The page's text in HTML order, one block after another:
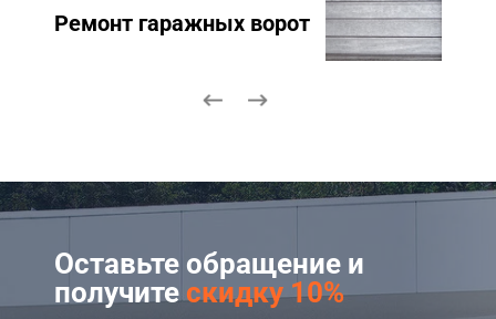
Ремонт гаражных ворот
Оставьте обращение и
получитескидку 10%